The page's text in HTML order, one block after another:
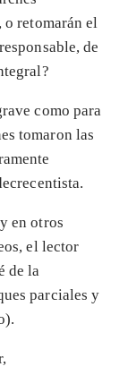
retomarán el
de
como para
tomaron las
en otros
el lector
de la
parciales y